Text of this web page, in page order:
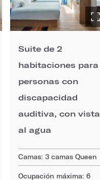
Suite de 2
habitaciones para
personas con
discapacidad
auditiva, con vista
al agua
Camas: 3 camas Queen
Ocupación máxima: 6